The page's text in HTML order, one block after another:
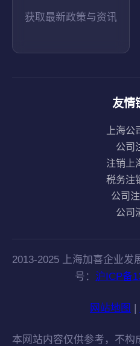
获取最新政策与资讯
友情
上海公
公司
注销上
税务注
公司
公司
2013-2025 上海加喜企业发
号： 沪ICP备
网站地图 |
本网站内容仅供参考，不构